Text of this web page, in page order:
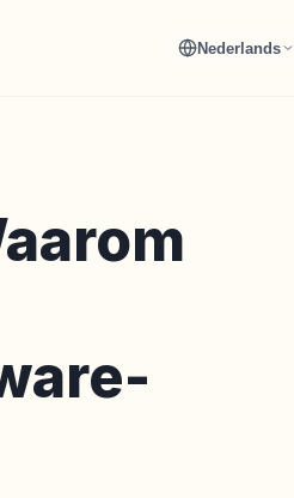
Nederlands